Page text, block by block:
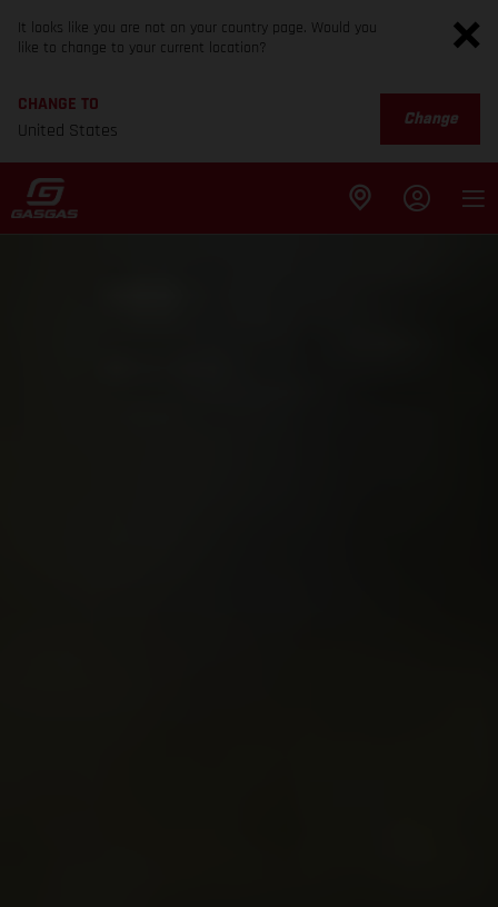
It looks like you are not on your country page. Would you
like to change to your current location?
CHANGE TO
United States
Change